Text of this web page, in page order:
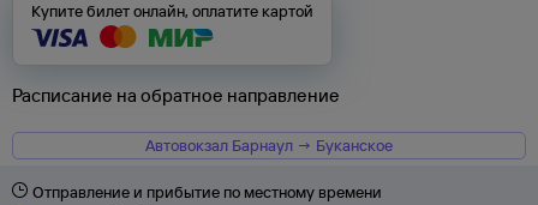
Купите билет онлайн, оплатите картой
Расписание на обратное направление
Автовокзал Барнаул → Буканское
Отправление и прибытие по местному времени